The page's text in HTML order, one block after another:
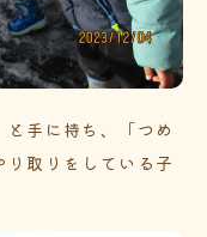
手に持ち、「つめ
取りをしている子